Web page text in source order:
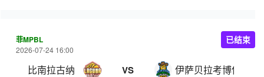
菲MPBL
2026-07-24 16:00
比南拉古纳 VS 伊萨贝拉考博伊斯
已结束